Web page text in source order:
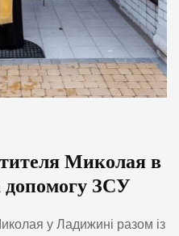
Миколая в
допомогу ЗСУ
у Ладижині разом із